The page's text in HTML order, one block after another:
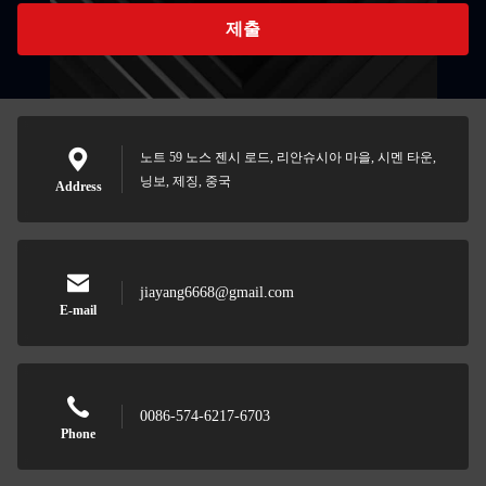
제출
Address
노트 59 노스 젠시 로드, 리안슈시아 마을, 시멘 타운,
닝보, 제징, 중국
E-mail
jiayang6668@gmail.com
Phone
0086-574-6217-6703